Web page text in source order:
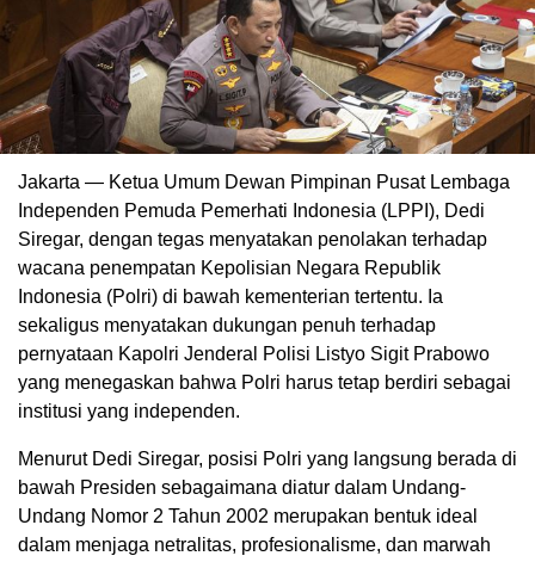
Jakarta — Ketua Umum Dewan Pimpinan Pusat Lembaga
Independen Pemuda Pemerhati Indonesia (LPPI), Dedi
Siregar, dengan tegas menyatakan penolakan terhadap
wacana penempatan Kepolisian Negara Republik
Indonesia (Polri) di bawah kementerian tertentu. Ia
sekaligus menyatakan dukungan penuh terhadap
pernyataan Kapolri Jenderal Polisi Listyo Sigit Prabowo
yang menegaskan bahwa Polri harus tetap berdiri sebagai
institusi yang independen.
Menurut Dedi Siregar, posisi Polri yang langsung berada di
bawah Presiden sebagaimana diatur dalam Undang-
Undang Nomor 2 Tahun 2002 merupakan bentuk ideal
dalam menjaga netralitas, profesionalisme, dan marwah